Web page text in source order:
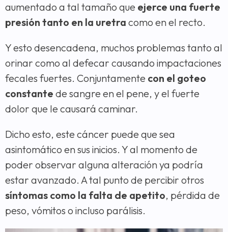
aumentado a tal tamaño que ejerce una fuerte
presión tanto en la uretra como en el recto.
Y esto desencadena, muchos problemas tanto al
orinar como al defecar causando impactaciones
fecales fuertes. Conjuntamente con el goteo
constante de sangre en el pene, y el fuerte
dolor que le causará caminar.
Dicho esto, este cáncer puede que sea
asintomático en sus inicios. Y al momento de
poder observar alguna alteración ya podría
estar avanzado. A tal punto de percibir otros
síntomas como la falta de apetito, pérdida de
peso, vómitos o incluso parálisis.